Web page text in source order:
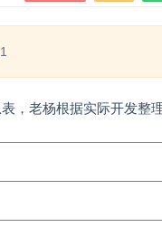
，老杨根据实际开发整理